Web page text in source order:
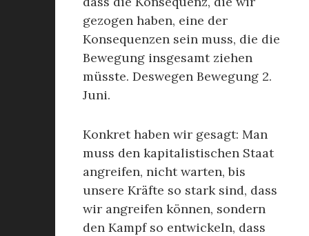
gezogen haben, eine der
Konsequenzen sein muss, die die
Bewegung insgesamt ziehen
müsste. Deswegen Bewegung 2.
Juni.
Konkret haben wir gesagt: Man
muss den kapitalistischen Staat
angreifen, nicht warten, bis
unsere Kräfte so stark sind, dass
wir angreifen können, sondern
den Kampf so entwickeln, dass